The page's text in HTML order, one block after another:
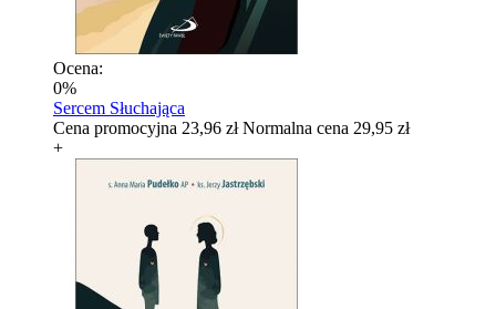
Ocena:
0%
Sercem Słuchająca
Cena promocyjna 23,96 zł Normalna cena 29,95 zł
+